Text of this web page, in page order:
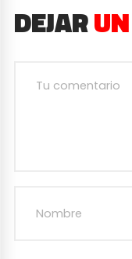
DEJAR